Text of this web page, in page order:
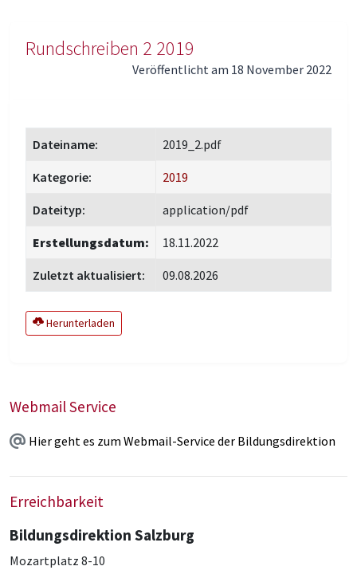
Rundschreiben 2 2019
Veröffentlicht am 18 November 2022
Dateiname: 2019_2.pdf
Kategorie: 2019
Dateityp: application/pdf
Erstellungsdatum: 18.11.2022
Zuletzt aktualisiert: 09.08.2026
Herunterladen
Webmail Service
Hier geht es zum Webmail-Service der Bildungsdirektion
Erreichbarkeit
Bildungsdirektion Salzburg
Mozartplatz 8-10